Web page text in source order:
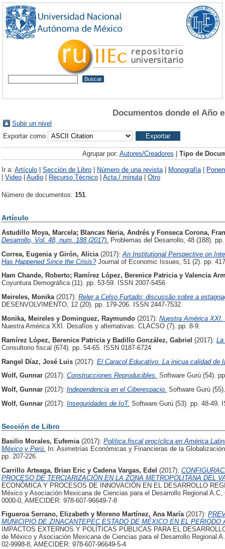
Documentos donde el Año
Subir un nivel
Exportar como
Agrupar por: Autores/Creadores Tipo de
Ir a: Artículo Sección de Libro Número de una revista| Monografía|
Video Audio Recurso Técnico Acta / minuta| Otro
Número de documentos: 151.
Artículo
Astudillo Moya, Marcela; Blancas Neria, Andrés y Fonseca Corona,
Desarrollo, Vol. 48, num. 188 (2017).
Problemas del Desarrollo, 48 (188).
Correa, Eugenia y Girón, Alicia (2017): An Institutional Perspective on
Has Happened Since the Crisis?Journal of Economic Issues, 51 (2). pp.
Ham Chande, Roberto; Ramírez López, Berenice Patriciay Valencia
Coyuntura Demográfica (11). pp. 53-59. ISSN 2007-5456
Meireles, Monika (2017): Reler a Celso Furtado: discussão sobre a
DESENVOLVIMENTO, 12 (20). pp. 179-206. ISSN 2447-7532
Monika, Meireles y Dominguez, Raymundo (2017): Nuestra América
Nuestra América XXI. Desafíos y alternativas. CLACSO (7). pp. 8-9.
Ramírez López, Berenice Patricia y Badillo González, Gabriel (2017):
Consultorio fiscal (674). pp. 54-65. ISSN 0187-6724
Rangel Díaz, José Luis (2017): El Caracol Educativo. La inicua calidad de
Wolf, Gunnar (2017): Construcciones Reproducibles. Software Gurú (54).
Wolf, Gunnar (2017): Independencia en el Ciberespacio. Software Gurú
Wolf, Gunnar (2017): Inseguridades de IoT. Software Gurú (53). pp. 48-49.
Sección de Libro
Basilio Morales, Eufemia (2017): Política fiscal procíclica en América
México y Perú.
In: Asimetrías Económicas y Financieras de la
pp. 207-226.
Carrillo Arteaga, Brian Eric y Cadena Vargas, Edel (2017):
PROCESO DE TERCIARIZACIÓN EN LA ZONA METROPOLITANA DEL
ECONÓMICA Y PROCESOS DE INNOVACIÓN EN EL DESARROLLO
México y Asociación Mexicana de Ciencias para el Desarrollo Regional
0000-0, AMECIDER: 978-607-96649-7-8
Figueroa Serrano, Elizabeth y Moreno Martínez, Ana María (2017):
MUNICIPIO DE ZINACANTEPEC ESTADO DE MÉXICO EN EL PERIODO
IMPACTOS EXTERNOS Y POLÍTICAS PÚBLICAS PARA EL
de México y Asociación Mexicana de Ciencias para el Desarrollo Regional
02-9998-8, AMECIDER: 978-607-96649-5-4